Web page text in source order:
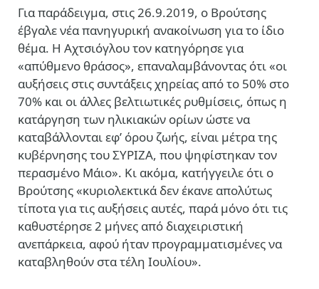
Για παράδειγμα, στις 26.9.2019, ο Βρούτσης
έβγαλε νέα πανηγυρική ανακοίνωση για το ίδιο
θέμα. Η Αχτσιόγλου τον κατηγόρησε για
«απύθμενο θράσος», επαναλαμβάνοντας ότι «οι
αυξήσεις στις συντάξεις χηρείας από το 50% στο
70% και οι άλλες βελτιωτικές ρυθμίσεις, όπως η
κατάργηση των ηλικιακών ορίων ώστε να
καταβάλλονται εφ’ όρου ζωής, είναι μέτρα της
κυβέρνησης του ΣΥΡΙΖΑ, που ψηφίστηκαν τον
περασμένο Μάιο». Κι ακόμα, κατήγγειλε ότι ο
Βρούτσης «κυριολεκτικά δεν έκανε απολύτως
τίποτα για τις αυξήσεις αυτές, παρά μόνο ότι τις
καθυστέρησε 2 μήνες από διαχειριστική
ανεπάρκεια, αφού ήταν προγραμματισμένες να
καταβληθούν στα τέλη Ιουλίου».